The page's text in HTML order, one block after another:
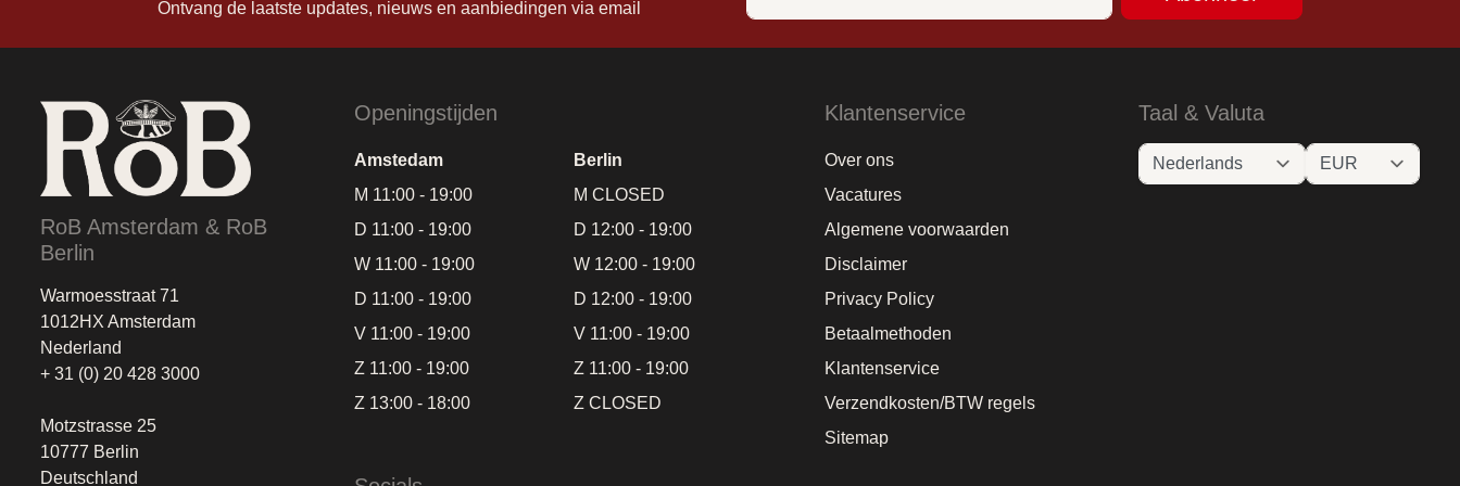
Ontvang de laatste updates, nieuws en aanbiedingen via email
RoB Amsterdam & RoB
Berlin
Warmoesstraat 71
1012HX Amsterdam
Nederland
+ 31 (0) 20 428 3000
Motzstrasse 25
10777 Berlin
Deutschland
Openingstijden
Amstedam
Berlin
M 11:00 - 19:00
D 11:00 - 19:00
W 11:00 - 19:00
D 11:00 - 19:00
V 11:00 - 19:00
Z 11:00 - 19:00
Z 13:00 - 18:00
M CLOSED
D 12:00 - 19:00
W 12:00 - 19:00
D 12:00 - 19:00
V 11:00 - 19:00
Z 11:00 - 19:00
Z CLOSED
Klantenservice
Over ons
Vacatures
Algemene voorwaarden
Disclaimer
Privacy Policy
Betaalmethoden
Klantenservice
Verzendkosten/BTW regels
Sitemap
Taal & Valuta